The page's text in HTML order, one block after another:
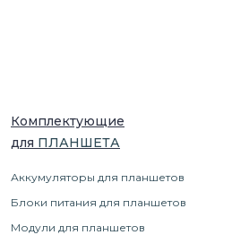
Комплектующие
для ПЛАНШЕТА
Аккумуляторы для планшетов
Блоки питания для планшетов
Модули для планшетов